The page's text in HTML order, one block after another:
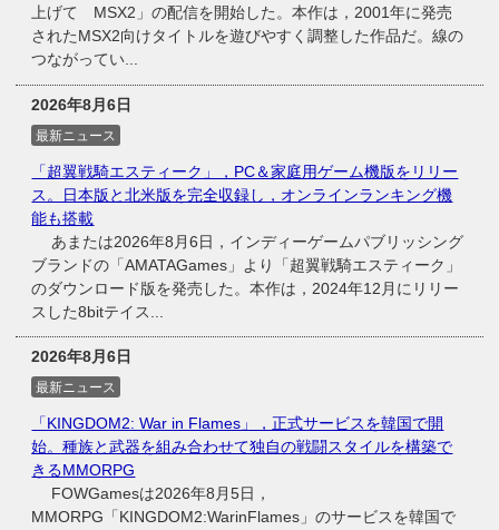
上げて MSX2」の配信を開始した。本作は，2001年に発売
されたMSX2向けタイトルを遊びやすく調整した作品だ。線の
つながってい...
2026年8月6日
最新ニュース
「超翼戦騎エスティーク」，PC＆家庭用ゲーム機版をリリー
ス。日本版と北米版を完全収録し，オンラインランキング機
能も搭載
あまたは2026年8月6日，インディーゲームパブリッシング
ブランドの「AMATAGames」より「超翼戦騎エスティーク」
のダウンロード版を発売した。本作は，2024年12月にリリー
スした8bitテイス...
2026年8月6日
最新ニュース
「KINGDOM2: War in Flames」，正式サービスを韓国で開
始。種族と武器を組み合わせて独自の戦闘スタイルを構築で
きるMMORPG
FOWGamesは2026年8月5日，
MMORPG「KINGDOM2:WarinFlames」のサービスを韓国で